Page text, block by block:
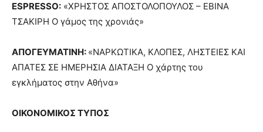
ESPRESSO: «ΧΡΗΣΤΟΣ ΑΠΟΣΤΟΛΟΠΟΥΛΟΣ – ΕΒΙΝΑ
ΤΣΑΚΙΡΗ Ο γάμος της χρονιάς»
ΑΠΟΓΕΥΜΑΤΙΝΗ: «ΝΑΡΚΩΤΙΚΑ, ΚΛΟΠΕΣ, ΛΗΣΤΕΙΕΣ ΚΑΙ
ΑΠΑΤΕΣ ΣΕ ΗΜΕΡΗΣΙΑ ΔΙΑΤΑΞΗ Ο χάρτης του
εγκλήματος στην Αθήνα»
ΟΙΚΟΝΟΜΙΚΟΣ ΤΥΠΟΣ